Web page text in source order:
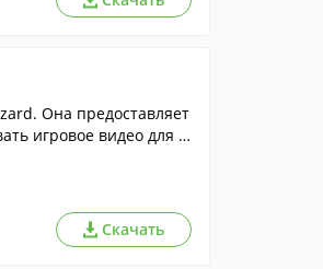
Она предоставляет
игровое видео для д
Скачать